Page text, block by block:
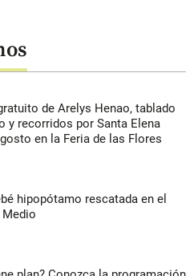
de Arelys Henao, tablado
y recorridos por Santa Elena
en la Feria de las Flores
hipopótamo rescatada en el
Medio